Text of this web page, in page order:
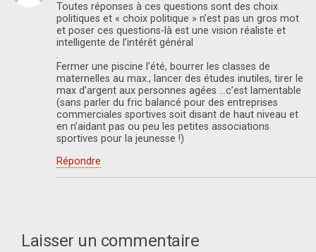
Toutes réponses à ces questions sont des choix
politiques et « choix politique » n’est pas un gros mot
et poser ces questions-là est une vision réaliste et
intelligente de l’intérêt général
.
Fermer une piscine l’été, bourrer les classes de
maternelles au max., lancer des études inutiles, tirer le
max d’argent aux personnes agées …c’est lamentable
(sans parler du fric balancé pour des entreprises
commerciales sportives soit disant de haut niveau et
en n’aidant pas ou peu les petites associations
sportives pour la jeunesse !)
Répondre
Laisser un commentaire